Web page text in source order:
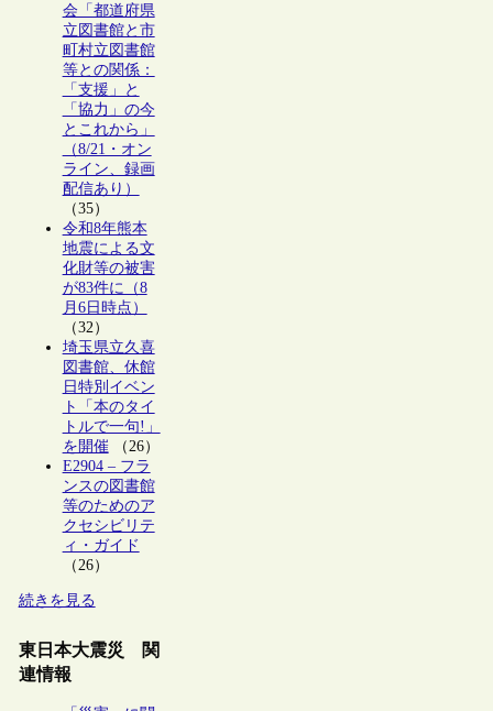
会「都道府県
立図書館と市
町村立図書館
等との関係：
「支援」と
「協力」の今
とこれから」
（8/21・オン
ライン、録画
配信あり）
（35）
令和8年熊本
地震による文
化財等の被害
が83件に（8
月6日時点）
（32）
埼玉県立久喜
図書館、休館
日特別イベン
ト「本のタイ
トルで一句!」
を開催（26）
E2904 – フラ
ンスの図書館
等のためのア
クセシビリテ
ィ・ガイド
（26）
続きを見る
東日本大震災 関
連情報